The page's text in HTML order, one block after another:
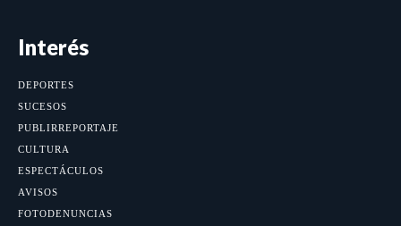
Interés
DEPORTES
SUCESOS
PUBLIRREPORTAJE
CULTURA
ESPECTÁCULOS
AVISOS
FOTODENUNCIAS